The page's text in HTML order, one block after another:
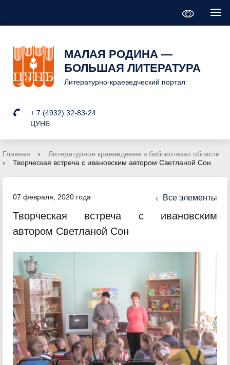
МАЛАЯ РОДИНА —
БОЛЬШАЯ ЛИТЕРАТУРА
Литературно-краеведческий портал
+ 7 (4932) 32-83-24
ЦУНБ
Главная ›
Литературное краеведение в библиотеках области
›
Творческая встреча с ивановским автором Светланой Сон
07 февраля, 2020 года Все элементы
Творческая встреча с ивановским
автором Светланой Сон